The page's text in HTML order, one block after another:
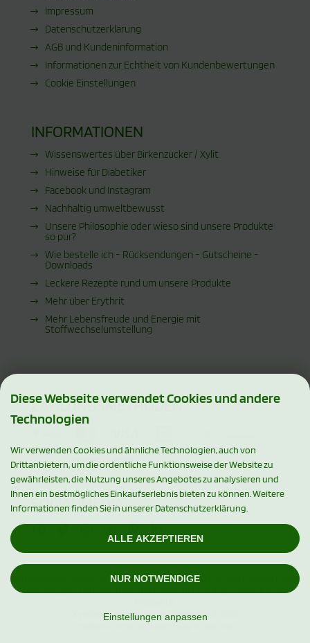
Impressum
Datenschutzerklärung
AGB und Kundeninformation
Informationen zur Echtheit von Kundenbewertungen
Cookie Einstellungen
INFORMATIONEN
Wissenswertes über Birkenzucker / Xylit
Hinweise für Diabetiker
Facebook und Instagram
Nachhaltig umweltbewusst
Unsere Philosophie oder wieso sind unsere Produkte
so pur?
Wie bestelle ich - Rücksendungen - Gutscheine -
Downloads
Leckere Rezepte rund um unsere Produkte
Mehr über Erythrit
Mehr Lebensfreude und Energie mit
Stoffwechselumstellung
ZAHLUNGSMETHODEN
SOCIAL MEDIA
Alle Preise inkl. gesetzl. MwSt. zzgl.Versandkosten
. Die durchgestrichenen
Preise entsprechen dem bisherigen Preis bei Xylishop - Premium Xylit
Xylishop - Premium Xylit Produkte © 2026
Diese Webseite verwendet Cookies und andere
Technologien
Wir verwenden Cookies und ähnliche Technologien, auch von
Drittanbietern, um die ordentliche Funktionsweise der Website zu
gewährleisten, die Nutzung unseres Angebotes zu analysieren und
Ihnen ein bestmögliches Einkaufserlebnis bieten zu können. Weitere
Informationen finden Sie in unserer Datenschutzerklärung.
ALLE AKZEPTIEREN
NUR NOTWENDIGE
Einstellungen anpassen